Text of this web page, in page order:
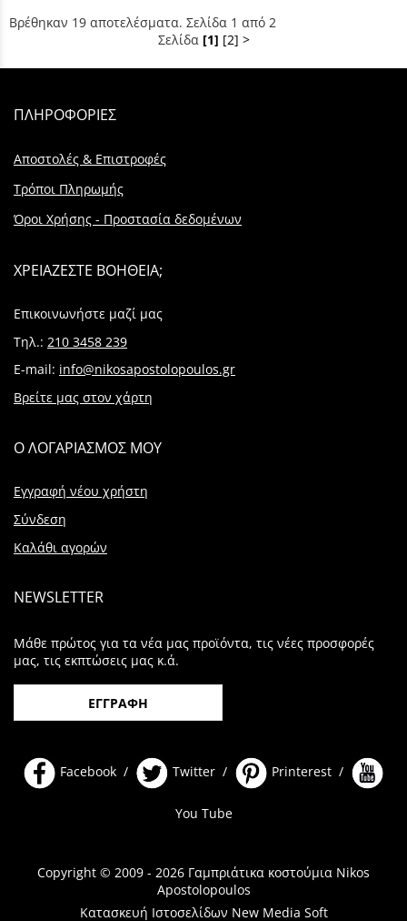
Βρέθηκαν 19 αποτελέσματα. Σελίδα 1 από 2
Σελίδα [1] [2] >
ΠΛΗΡΟΦΟΡΙΕΣ
Αποστολές & Επιστροφές
Τρόποι Πληρωμής
Όροι Χρήσης - Προστασία δεδομένων
ΧΡΕΙΑΖΕΣΤΕ ΒΟΗΘΕΙΑ;
Επικοινωνήστε μαζί μας
Τηλ.: 210 3458 239
E-mail: info@nikosapostolopoulos.gr
Βρείτε μας στον χάρτη
Ο ΛΟΓΑΡΙΑΣΜΟΣ ΜΟΥ
Εγγραφή νέου χρήστη
Σύνδεση
Καλάθι αγορών
NEWSLETTER
Μάθε πρώτος για τα νέα μας προϊόντα, τις νέες προσφορές
μας, τις εκπτώσεις μας κ.ά.
ΕΓΓΡΑΦΗ
Facebook / Twitter / Printerest /
You Tube
Copyright © 2009 - 2026 Γαμπριάτικα κοστούμια Nikos
Apostolopoulos
Κατασκευή Ιστοσελίδων New Media Soft